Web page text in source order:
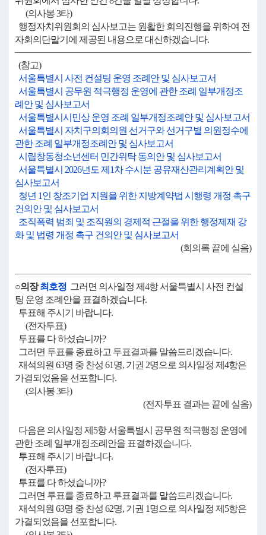
(의사봉 3타)
행정자치위원회의 심사보고는 원활한 회의진행을 위하여 전
자회의단말기에 제공된 내용으로 대신하겠습니다.
(참고)
서울특별시 사전 컨설팅 운영 조례안 및 심사보고서
서울특별시 공무원 적극행정 운영에 관한 조례 일부개정조
례안 및 심사보고서
서울특별시시민상 운영 조례 일부개정조례안 및 심사보고서
서울특별시 자치구의회의원 선거구와 선거구별 의원정수에
관한 조례 일부개정조례안 및 심사보고서
시립창동청소년센터 민간위탁 동의안 및 심사보고서
서울특별시 2026년도 제1차 수시분 공유재산관리계획안 및
심사보고서
청년 1인 창조기업 지원을 위한 지방계약법 시행령 개정 촉구
건의안 및 심사보고서
조직폭력 범죄 및 조직원의 경제적 근절을 위한 행정제재 강
화 및 법령 개정 촉구 건의안 및 심사보고서
(회의록 끝에 실음)
○의장최호정 그러면 의사일정 제4항 서울특별시 사전 컨설
팅 운영 조례안을 표결하겠습니다.
투표해 주시기 바랍니다.
(전자투표)
투표를 다 하셨습니까?
그러면 투표를 종료하고 투표결과를 말씀드리겠습니다.
재석의원 63명 중 찬성 61명, 기권 2명으로 의사일정 제4항은
가결되었음을 선포합니다.
(의사봉 3타)
(전자투표 결과는 끝에 실음)
다음은 의사일정 제5항 서울특별시 공무원 적극행정 운영에
관한 조례 일부개정조례안을 표결하겠습니다.
투표해 주시기 바랍니다.
(전자투표)
투표를 다 하셨습니까?
그러면 투표를 종료하고 투표결과를 말씀드리겠습니다.
재석의원 63명 중 찬성 62명, 기권 1명으로 의사일정 제5항은
가결되었음을 선포합니다.